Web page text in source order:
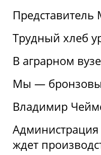
Представитель
Трудный хлеб
В аграрном
Мы —
Владимир
Администрация
ждет